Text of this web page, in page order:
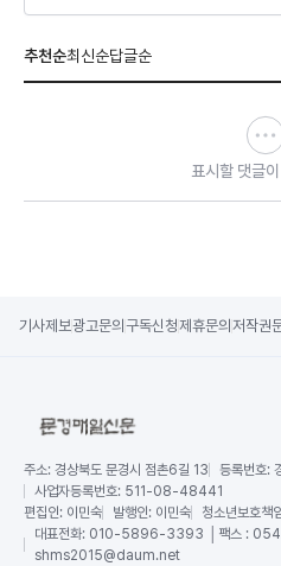
추천순최신순답글순
표시할 댓글
기사제보광고문의 구독신청제휴문의 저작권
주소: 경상북도 문경시 점촌6길 13 등록번호:
사업자등록번호: 511-08-48441
편집인: 이민숙 발행인: 이민숙 청소년보호책
대표전화: 010-5896-3393 │팩스 :
shms2015@daum.net